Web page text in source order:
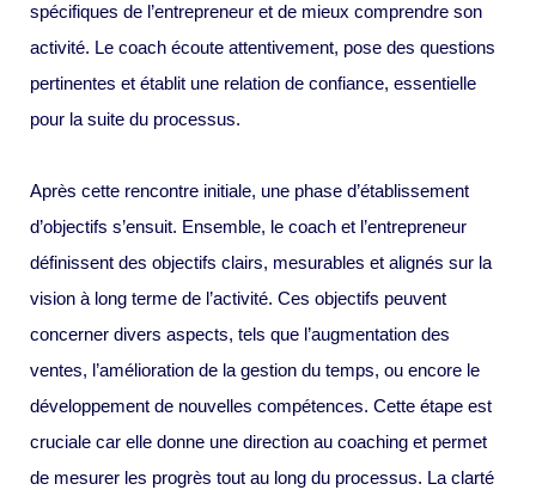
spécifiques de l’entrepreneur et de mieux comprendre son
activité. Le coach écoute attentivement, pose des questions
pertinentes et établit une relation de confiance, essentielle
pour la suite du processus.
Après cette rencontre initiale, une phase d’établissement
d’objectifs s’ensuit. Ensemble, le coach et l’entrepreneur
définissent des objectifs clairs, mesurables et alignés sur la
vision à long terme de l’activité. Ces objectifs peuvent
concerner divers aspects, tels que l’augmentation des
ventes, l’amélioration de la gestion du temps, ou encore le
développement de nouvelles compétences. Cette étape est
cruciale car elle donne une direction au coaching et permet
de mesurer les progrès tout au long du processus. La clarté